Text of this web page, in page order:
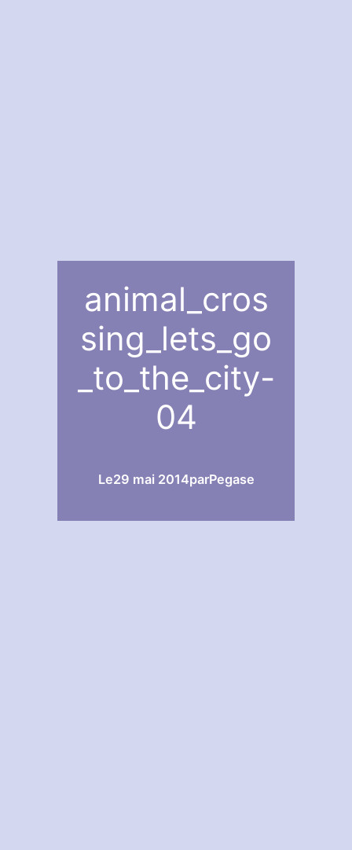
animal_cros
sing_lets_go
_to_the_city-
04
Le29 mai 2014parPegase